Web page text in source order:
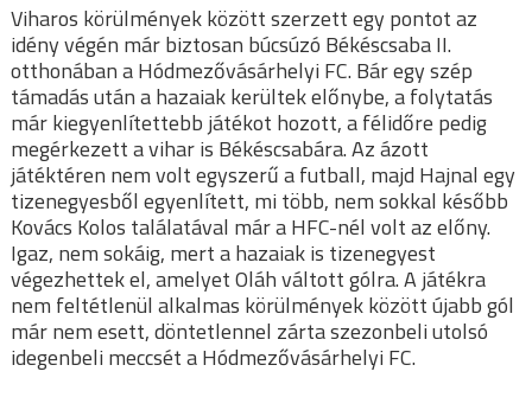
Viharos körülmények között szerzett egy pontot az
idény végén már biztosan búcsúzó Békéscsaba II.
otthonában a Hódmezővásárhelyi FC. Bár egy szép
támadás után a hazaiak kerültek előnybe, a folytatás
már kiegyenlítettebb játékot hozott, a félidőre pedig
megérkezett a vihar is Békéscsabára. Az ázott
játéktéren nem volt egyszerű a futball, majd Hajnal egy
tizenegyesből egyenlített, mi több, nem sokkal később
Kovács Kolos találatával már a HFC-nél volt az előny.
Igaz, nem sokáig, mert a hazaiak is tizenegyest
végezhettek el, amelyet Oláh váltott gólra. A játékra
nem feltétlenül alkalmas körülmények között újabb gól
már nem esett, döntetlennel zárta szezonbeli utolsó
idegenbeli meccsét a Hódmezővásárhelyi FC.